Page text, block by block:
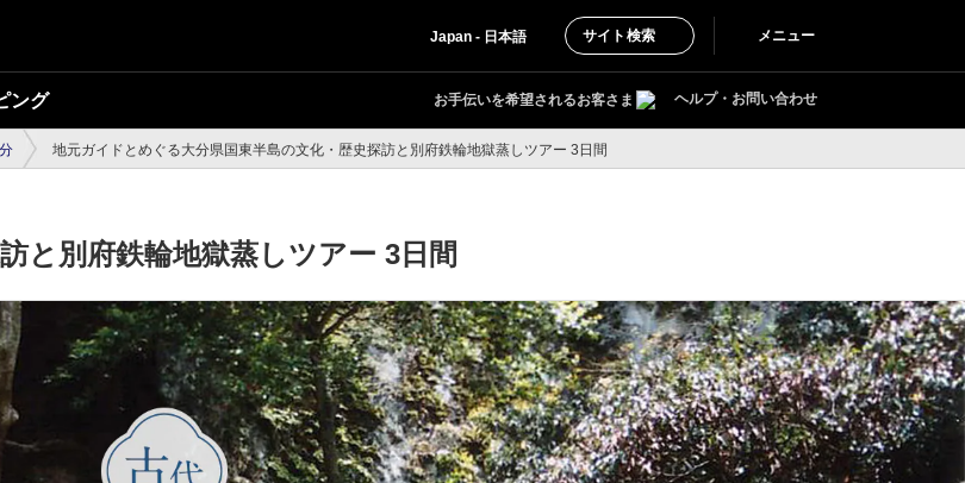
Japan - 日本語 サイト検索 メニュー
ング お手伝いを希望されるお客さま ヘルプ・お問い合わせ
地元ガイドとめぐる大分県国東半島の文化・歴史探訪と別府鉄輪地獄蒸しツアー 3日間
と別府鉄輪地獄蒸しツアー 3日間